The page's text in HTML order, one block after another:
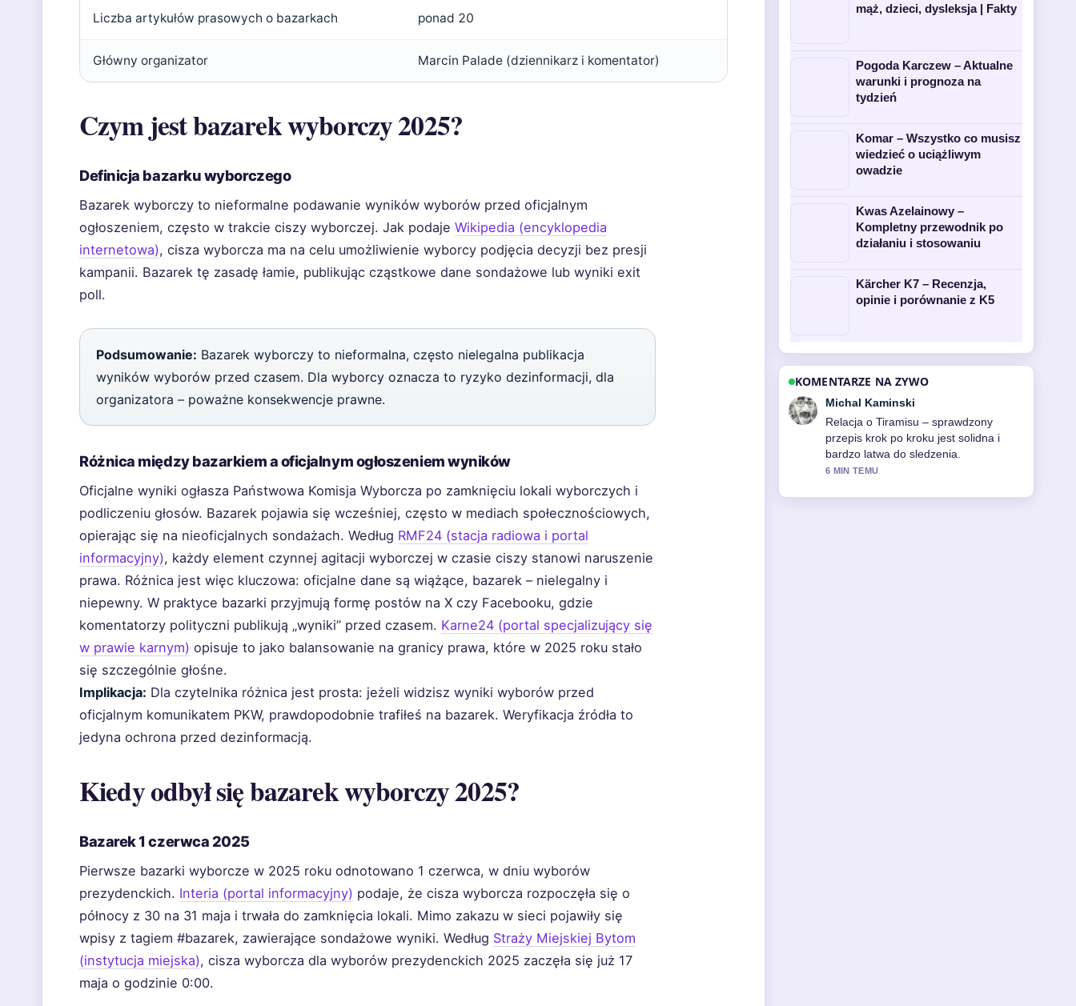
Liczba artykułów prasowych o bazarkach ponad 20
Główny organizator Marcin Palade (dziennikarz i komentator)
Czym jest bazarek wyborczy 2025?
Definicja bazarku wyborczego
Bazarek wyborczy to nieformalne podawanie wyników wyborów przed oficjalnym
ogłoszeniem, często w trakcie ciszy wyborczej. Jak podaje Wikipedia (encyklopedia
internetowa), cisza wyborcza ma na celu umożliwienie wyborcy podjęcia decyzji bez presji
kampanii. Bazarek tę zasadę łamie, publikując cząstkowe dane sondażowe lub wyniki exit
poll.
Podsumowanie: Bazarek wyborczy to nieformalna, często nielegalna publikacja
wyników wyborów przed czasem. Dla wyborcy oznacza to ryzyko dezinformacji, dla
organizatora – poważne konsekwencje prawne.
Różnica między bazarkiem a oficjalnym ogłoszeniem wyników
Oficjalne wyniki ogłasza Państwowa Komisja Wyborcza po zamknięciu lokali wyborczych i
podliczeniu głosów. Bazarek pojawia się wcześniej, często w mediach społecznościowych,
opierając się na nieoficjalnych sondażach. Według RMF24 (stacja radiowa i portal
informacyjny), każdy element czynnej agitacji wyborczej w czasie ciszy stanowi naruszenie
prawa. Różnica jest więc kluczowa: oficjalne dane są wiążące, bazarek – nielegalny i
niepewny. W praktyce bazarki przyjmują formę postów na X czy Facebooku, gdzie
komentatorzy polityczni publikują „wyniki” przed czasem. Karne24 (portal specjalizujący się
w prawie karnym) opisuje to jako balansowanie na granicy prawa, które w 2025 roku stało
się szczególnie głośne.
Implikacja: Dla czytelnika różnica jest prosta: jeżeli widzisz wyniki wyborów przed
oficjalnym komunikatem PKW, prawdopodobnie trafiłeś na bazarek. Weryfikacja źródła to
jedyna ochrona przed dezinformacją.
Kiedy odbył się bazarek wyborczy 2025?
Bazarek 1 czerwca 2025
Pierwsze bazarki wyborcze w 2025 roku odnotowano 1 czerwca, w dniu wyborów
prezydenckich. Interia (portal informacyjny) podaje, że cisza wyborcza rozpoczęła się o
północy z 30 na 31 maja i trwała do zamknięcia lokali. Mimo zakazu w sieci pojawiły się
wpisy z tagiem #bazarek, zawierające sondażowe wyniki. Według Straży Miejskiej Bytom
(instytucja miejska), cisza wyborcza dla wyborów prezydenckich 2025 zaczęła się już 17
maja o godzinie 0:00.
mąż, dzieci, dysleksja | Fakty
Pogoda Karczew – Aktualne
warunki i prognoza na
tydzień
Komar – Wszystko co musisz
wiedzieć o uciążliwym
owadzie
Kwas Azelainowy –
Kompletny przewodnik po
działaniu i stosowaniu
Kärcher K7 – Recenzja,
opinie i porównanie z K5
KOMENTARZE NA ZYWO
Ewa Lewandowska
Bardzo dobra weryfikacja wokol
Google Pogoda – poradnik: jak
sprawdzić pogodę.... Wiecej redakcji
powinno pisac w ten sposob.